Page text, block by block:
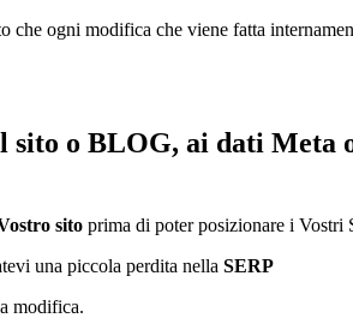
che ogni modifica che viene fatta
sito o BLOG, ai dati Meta
sito prima di poter posizionare i Vostri
una piccola perdita nella SERP
modifica.